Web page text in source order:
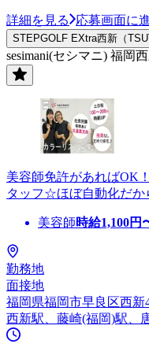
詳細を見る 応募画面に
STEPGOLF EXtra西新（
sesimani(セシマニ) 福岡
美容師免許があればOK
タッフ☆ほぼ自動化だか
美容師時給1,100円
勤務地
面接地
福岡県福岡市早良区西新
西新駅、藤崎(福岡)駅、